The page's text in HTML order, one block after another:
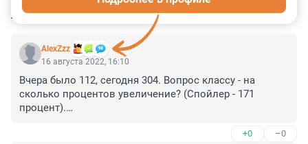
КОММЕНТАРИИ 8
AlexZzz
16 августа 2022, 16:10
Вчера было 112, сегодня 304. Вопрос классу - на
сколько процентов увеличение? (Спойлер - 171
процент).
выходных - в прошлый понедельник/вторник тоже
+0 –0